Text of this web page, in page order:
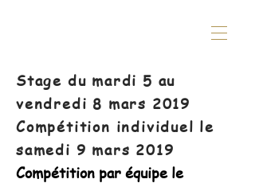
Stage du mardi 5 au
vendredi 8 mars 2019
Compétition individuel le
samedi 9 mars 2019
Compétition par équipe le